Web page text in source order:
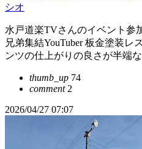
シオ
水戸道楽TVさんのイベント参
兄弟集結YouTuber 板金塗装レ
ンツの仕上がりの良さが半端
thumb_up 74
comment2
2026/04/27 07:07